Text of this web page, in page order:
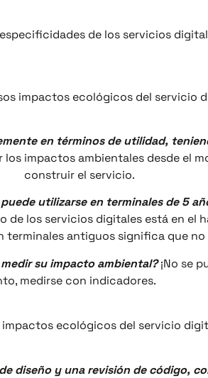
de los servicios
impactos ecológicos del servicio
en términos de utilidad,
impactos ambientales desde el
construir el servicio.
utilizarse en terminales de 5
los servicios digitales está en el
terminales antiguos significa que no
su impacto ambiental?¡No se
medirse con indicadores.
ecológicos del servicio
diseño y una revisión de código,